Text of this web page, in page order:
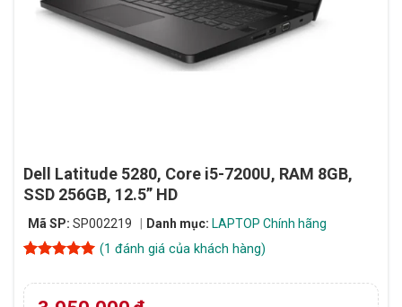
Dell Latitude 5280, Core i5-7200U, RAM 8GB,
SSD 256GB, 12.5” HD
Mã SP: SP002219 Danh mục: LAPTOP Chính hãng
dựa trên
đánh giá
(1 đánh giá của khách hàng)